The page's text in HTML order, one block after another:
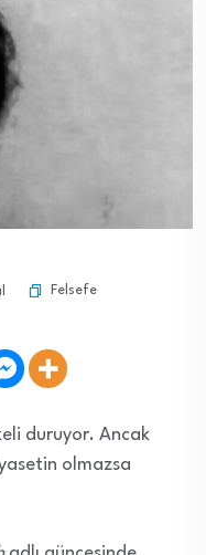
Felsefe
duruyor. Ancak
olmazsa